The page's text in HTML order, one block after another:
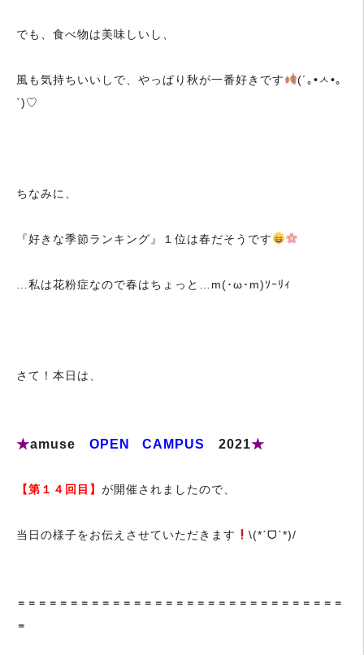
でも、食べ物は美味しいし、
風も気持ちいいしで、やっぱり秋が一番好きです
(´｡•ㅅ•｡
`)♡
ちなみに、
『好きな季節ランキング』１位は春だそうです
…私は花粉症なので春はちょっと…m(･ω･m)ｿｰﾘｨ
さて！本日は、
★amuse OPEN CAMPUS 2021★
【第１４ 回目 】 が開催されましたので、
当日の様子をお伝えさせていただきます \(*ˊᗜˋ*)/
＝＝＝＝＝＝＝＝＝＝＝＝＝＝＝＝＝＝＝＝＝＝＝＝＝＝＝＝＝＝＝
＝